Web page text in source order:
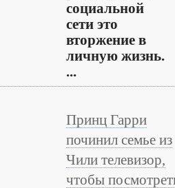
социальной
сети это
вторжение в
личную жизнь.
...
Принц Гарри
починил семье из
Чили телевизор,
чтобы